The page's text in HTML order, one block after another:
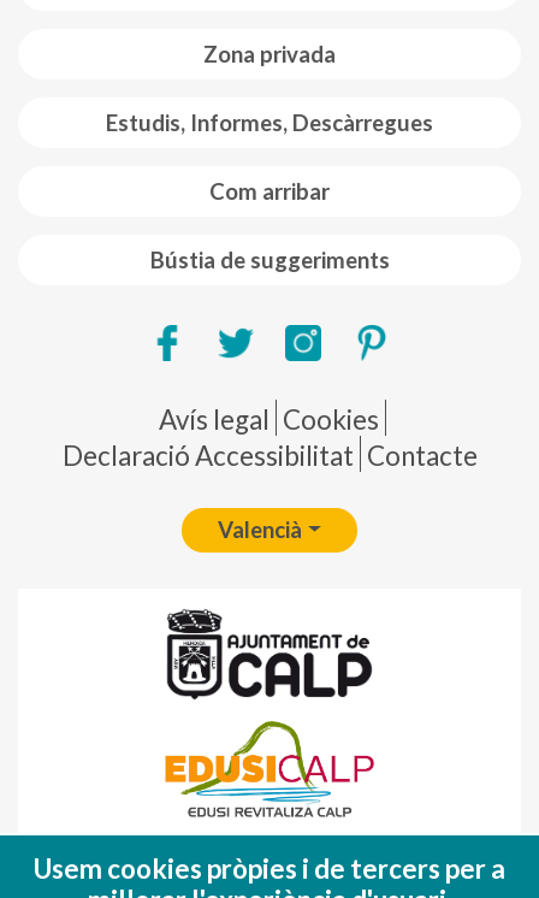
Zona privada
Estudis, Informes, Descàrregues
Com arribar
Bústia de suggeriments
Pie de página
Avís legal Cookies
Declaració Accessibilitat Contacte
Valencià
(FEDER)
Usem cookies pròpies i de tercers per a